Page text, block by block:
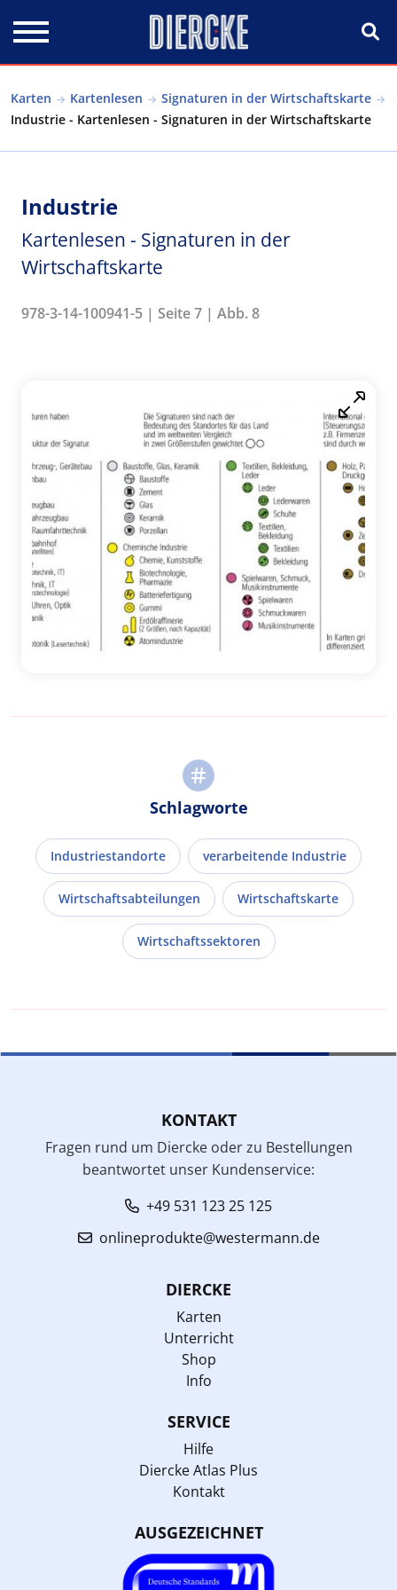
Karten Kartenlesen
Signaturen in der Wirtschaftskarte
Industrie - Kartenlesen - Signaturen in der Wirtschaftskarte
Industrie
Kartenlesen - Signaturen in der
Wirtschaftskarte
978-3-14-100941-5 | Seite 7 | Abb. 8
Schlagworte
Industriestandorte verarbeitende Industrie
Wirtschaftsabteilungen Wirtschaftskarte
Wirtschaftssektoren
KONTAKT
Fragen rund um Diercke oder zu Bestellungen
beantwortet unser Kundenservice:
+49 531 123 25 125
onlineprodukte@westermann.de
DIERCKE
Karten
Unterricht
Shop
Info
SERVICE
Hilfe
Diercke Atlas Plus
Kontakt
AUSGEZEICHNET